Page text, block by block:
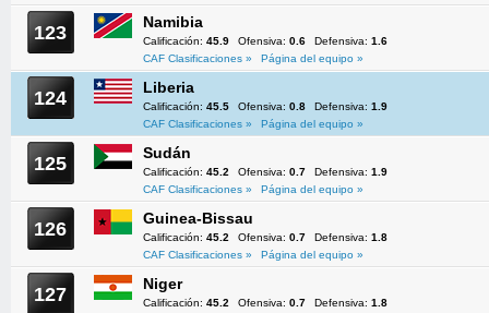
123 Namibia
Calificación: 45.9 Ofensiva: 0.6 Defensiva: 1.6
CAF Clasificaciones »
Página del equipo »
124 Liberia
Calificación: 45.5 Ofensiva: 0.8 Defensiva: 1.9
CAF Clasificaciones »
Página del equipo »
125 Sudán
Calificación: 45.2 Ofensiva: 0.7 Defensiva: 1.9
CAF Clasificaciones »
Página del equipo »
126 Guinea-Bissau
Calificación: 45.2 Ofensiva: 0.7 Defensiva: 1.8
CAF Clasificaciones »
Página del equipo »
127 Niger
Calificación: 45.2 Ofensiva: 0.7 Defensiva: 1.8